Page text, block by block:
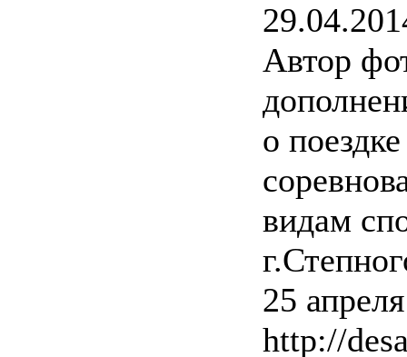
Автор
о
видам
25
http://